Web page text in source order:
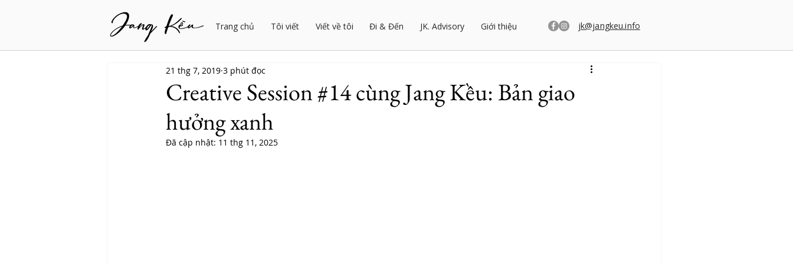
Trang chủ Tôi viết Viết về tôi Đi & Đến JK. Advisory Giới thiệu jk@jangkeu.info
Creative Session #14 cùng Jang Kều: Bản giao
hưởng xanh
21 thg 7, 2019 3 phút đọc
Đã cập nhật: 11 thg 11, 2025